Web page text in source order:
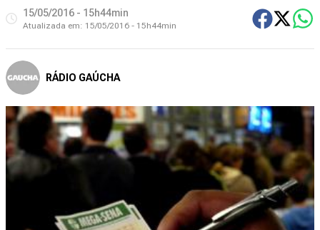
15/05/2016 - 15h44min
Atualizada em: 15/05/2016 - 15h44min
RÁDIO GAÚCHA